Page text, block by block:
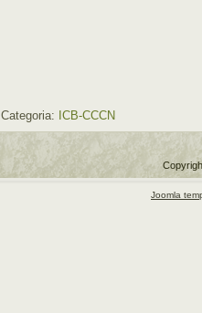
Categoria: ICB-CCCN
Joomla